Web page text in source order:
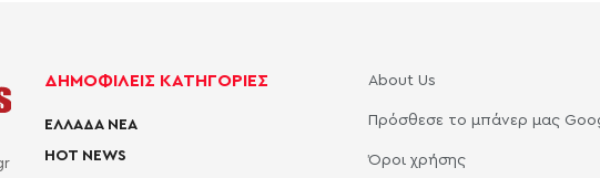
ΔΗΜΟΦΙΛΕΙΣ ΚΑΤΗΓΟΡΙΕΣ
ΕΛΛΑΔΑ ΝΕΑ
HOT NEWS
About Us
Πρόσθεσε το μπάνερ μας
Όροι χρήσης